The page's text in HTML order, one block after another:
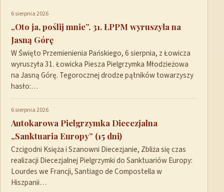
6 sierpnia 2026
„Oto ja, poślij mnie”. 31. ŁPPM wyruszyła na
Jasną Górę
W Święto Przemienienia Pańskiego, 6 sierpnia, z Łowicza
wyruszyła 31. Łowicka Piesza Pielgrzymka Młodzieżowa
na Jasną Górę. Tegorocznej drodze pątników towarzyszy
hasło:…
6 sierpnia 2026
Autokarowa Pielgrzymka Diecezjalna
„Sanktuaria Europy” (15 dni)
Czcigodni Księża i Szanowni Diecezjanie, Zbliża się czas
realizacji Diecezjalnej Pielgrzymki do Sanktuariów Europy:
Lourdes we Francji, Santiago de Compostella w
Hiszpanii…